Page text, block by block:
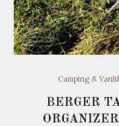
Camping &
BERGER